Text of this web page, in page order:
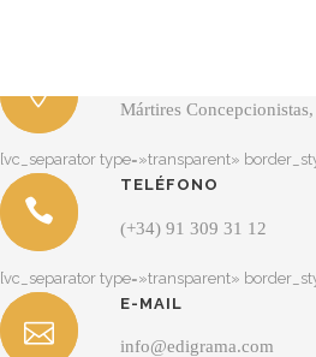
Mártires
[vc_separator type=»transparent»
TELÉFONO
(+34) 91 309 31 12
[vc_separator type=»transparent»
E-MAIL
info@edigrama.com